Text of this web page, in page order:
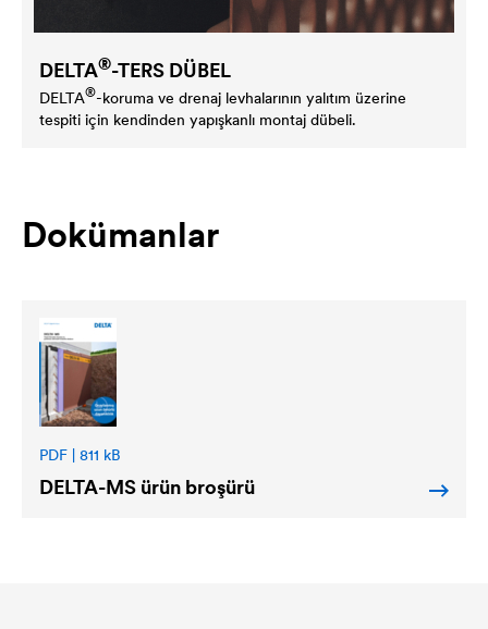
DELTA®-TERS DÜBEL
DELTA®-koruma ve drenaj levhalarının yalıtım üzerine
tespiti için kendinden yapışkanlı montaj dübeli.
Dokümanlar
PDF | 811 kB
DELTA-MS ürün broşürü